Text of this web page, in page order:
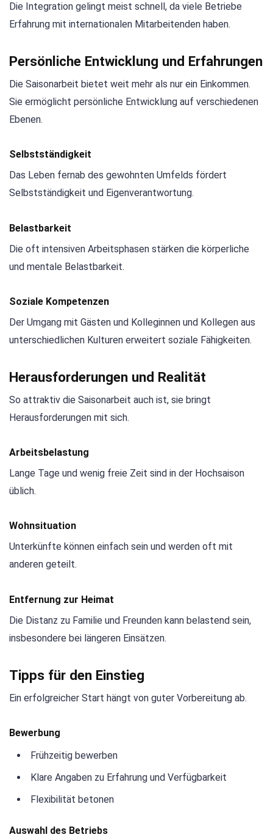
Die Integration gelingt meist schnell, da viele Betriebe
Erfahrung mit internationalen Mitarbeitenden haben.
Persönliche Entwicklung und Erfahrungen
Die Saisonarbeit bietet weit mehr als nur ein Einkommen.
Sie ermöglicht persönliche Entwicklung auf verschiedenen
Ebenen.
Selbstständigkeit
Das Leben fernab des gewohnten Umfelds fördert
Selbstständigkeit und Eigenverantwortung.
Belastbarkeit
Die oft intensiven Arbeitsphasen stärken die körperliche
und mentale Belastbarkeit.
Soziale Kompetenzen
Der Umgang mit Gästen und Kolleginnen und Kollegen aus
unterschiedlichen Kulturen erweitert soziale Fähigkeiten.
Herausforderungen und Realität
So attraktiv die Saisonarbeit auch ist, sie bringt
Herausforderungen mit sich.
Arbeitsbelastung
Lange Tage und wenig freie Zeit sind in der Hochsaison
üblich.
Wohnsituation
Unterkünfte können einfach sein und werden oft mit
anderen geteilt.
Entfernung zur Heimat
Die Distanz zu Familie und Freunden kann belastend sein,
insbesondere bei längeren Einsätzen.
Tipps für den Einstieg
Ein erfolgreicher Start hängt von guter Vorbereitung ab.
Bewerbung
Frühzeitig bewerben
Klare Angaben zu Erfahrung und Verfügbarkeit
Flexibilität betonen
Auswahl des Betriebs